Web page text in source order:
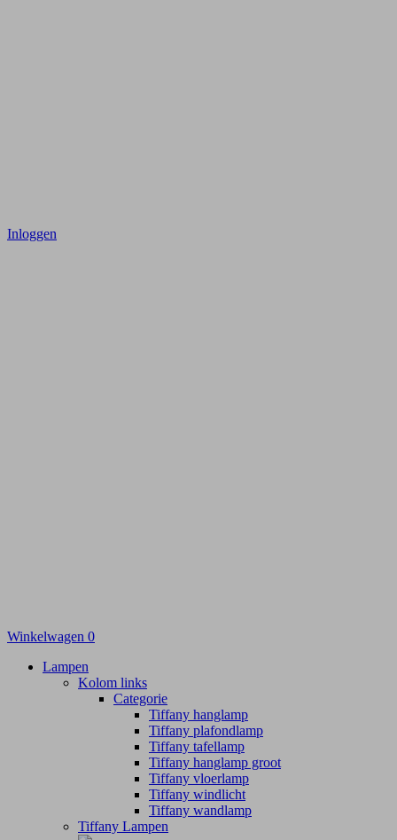
Inloggen
Winkelwagen 0
Lampen
Kolom links
Categorie
Tiffany hanglamp
Tiffany plafondlamp
Tiffany tafellamp
Tiffany hanglamp groot
Tiffany vloerlamp
Tiffany windlicht
Tiffany wandlamp
Tiffany Lampen